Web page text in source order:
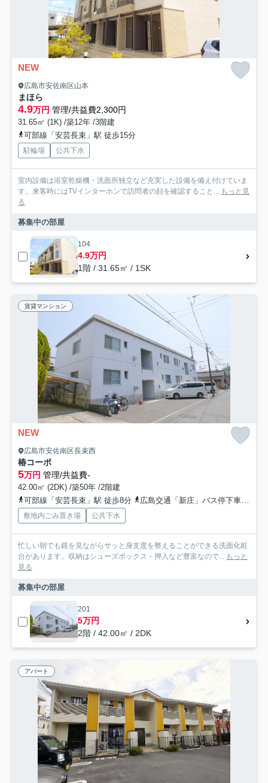
NEW
広島市安佐南区山本
まほら
4.9万円 管理/共益費2,300円
31.65㎡ (1K) /築12年 /3階建
可部線「安芸長束」駅 徒歩15分
駐輪場 公共下水
室内設備は浴室乾燥機・洗面所独立など充実した設備を備え付けていま
す。来客時にはTVインターホンで訪問者の顔を確認すること... もっと見
る
募集中の部屋
104
4.9万円
1階 / 31.65㎡ / 1SK
賃貸マンション
NEW
広島市安佐南区長束西
椿コーポ
5万円 管理/共益費-
42.00㎡ (2DK) /築50年 /2階建
可部線「安芸長束」駅 徒歩8分
広島交通「新庄」バス停下車 徒歩6分
敷地内ごみ置き場 公共下水
忙しい朝でも鏡を見ながらサッと身支度を整えることができる洗面化粧
台があります。収納はシューズボックス・押入など豊富なので... もっと
見る
募集中の部屋
201
5万円
2階 / 42.00㎡ / 2DK
アパート